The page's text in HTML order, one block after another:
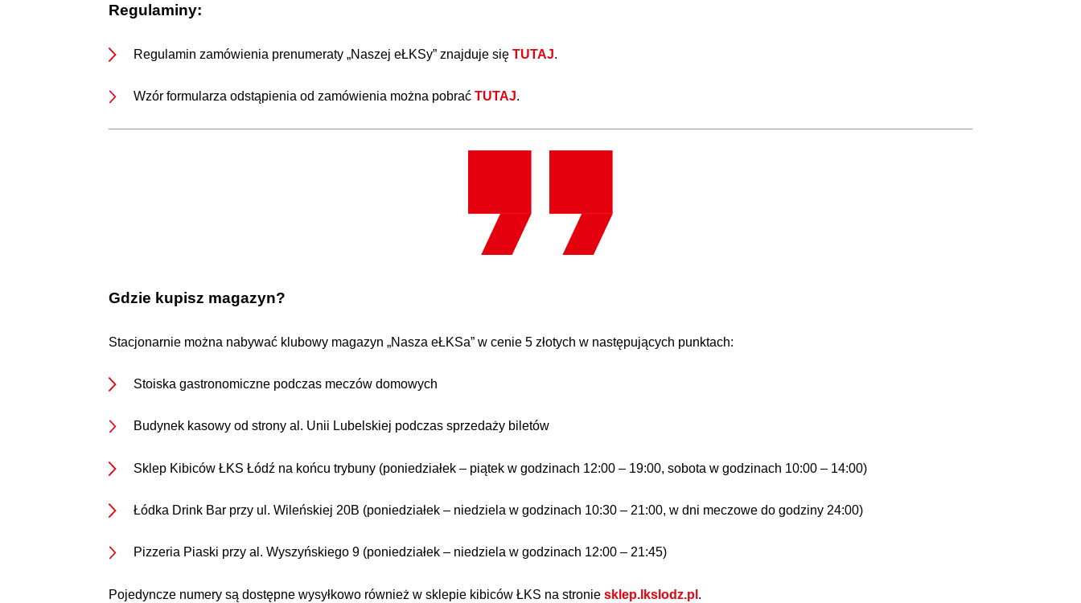
Regulaminy:
Regulamin zamówienia prenumeraty „Naszej eŁKSy” znajduje się TUTAJ.
Wzór formularza odstąpienia od zamówienia można pobrać TUTAJ.
Gdzie kupisz magazyn?
Stacjonarnie można nabywać klubowy magazyn „Nasza eŁKSa” w cenie 5 złotych w następujących punktach:
Stoiska gastronomiczne podczas meczów domowych
Budynek kasowy od strony al. Unii Lubelskiej podczas sprzedaży biletów
Sklep Kibiców ŁKS Łódź na końcu trybuny (poniedziałek – piątek w godzinach 12:00 – 19:00, sobota w godzinach 10:00 – 14:00)
Łódka Drink Bar przy ul. Wileńskiej 20B (poniedziałek – niedziela w godzinach 10:30 – 21:00, w dni meczowe do godziny 24:00)
Pizzeria Piaski przy al. Wyszyńskiego 9 (poniedziałek – niedziela w godzinach 12:00 – 21:45)
Pojedyncze numery są dostępne wysyłkowo również w sklepie kibiców ŁKS na stronie sklep.lkslodz.pl .